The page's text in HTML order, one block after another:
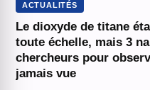
ACTUALITÉS
Le dioxyde de titane
toute échelle, mais 3
chercheurs pour
jamais vue